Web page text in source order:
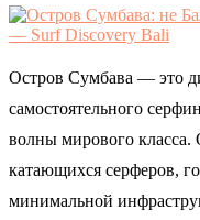
Остров Сумбава — это
самостоятельного
волны мирового класса.
катающихся серферов,
минимальной